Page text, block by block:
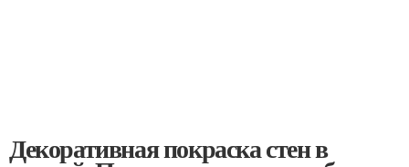
Декоративная покраска стен в